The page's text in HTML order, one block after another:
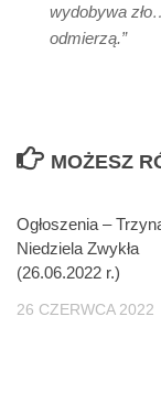
wydobywa
odmierzą.”
MOŻESZ
Ogłoszenia –
Niedziela Zwykła
(26.06.2022 r.)
26 CZERWCA 2022